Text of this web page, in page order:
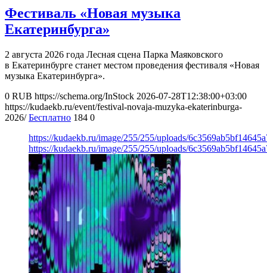
Фестиваль «Новая музыка
Екатеринбурга»
2 августа 2026 года Лесная сцена Парка Маяковского
в Екатеринбурге станет местом проведения фестиваля «Новая
музыка Екатеринбурга».
0 RUB https://schema.org/InStock 2026-07-28T12:38:00+03:00
https://kudaekb.ru/event/festival-novaja-muzyka-ekaterinburga-
2026/ Бесплатно 184 0
https://kudaekb.ru/image/255/255/uploads/
https://kudaekb.ru/image/255/255/uploads/